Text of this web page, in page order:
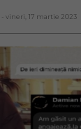
- vineri, 17 martie 2023